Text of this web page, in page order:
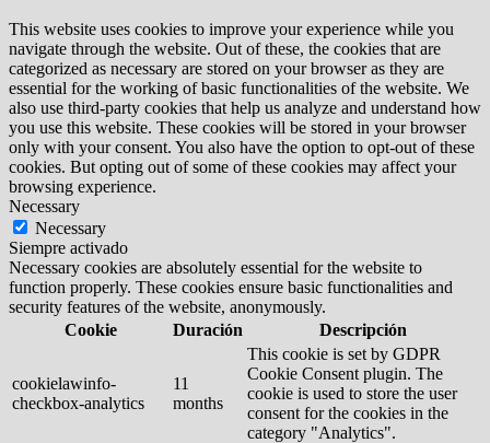
This website uses cookies to improve your experience while you
navigate through the website. Out of these, the cookies that are
categorized as necessary are stored on your browser as they are
essential for the working of basic functionalities of the website. We
also use third-party cookies that help us analyze and understand how
you use this website. These cookies will be stored in your browser
only with your consent. You also have the option to opt-out of these
cookies. But opting out of some of these cookies may affect your
browsing experience.
Necessary
Necessary
Siempre activado
Necessary cookies are absolutely essential for the website to
function properly. These cookies ensure basic functionalities and
security features of the website, anonymously.
Cookie
Duración Descripción
cookielawinfo-
checkbox-analytics
11
months
This cookie is set by GDPR
Cookie Consent plugin. The
cookie is used to store the user
consent for the cookies in the
category "Analytics".